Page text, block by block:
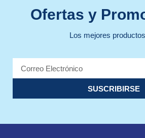
Ofertas y
Los mejores
SUSCRIBIRSE